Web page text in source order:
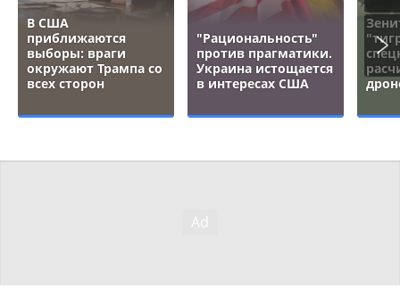
В США
приближаются
выборы: враги
окружают Трампа со
всех сторон
"Рациональность"
против прагматики.
Украина истощается
в интересах США